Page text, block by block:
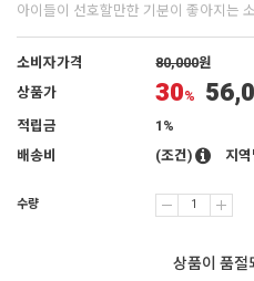
아이들이 선호할만한 기분이 좋아지는
소비자가격 80,000원
상품가
30%
적립금
1%
배송비
(조건) 지
수량
상품이 품절